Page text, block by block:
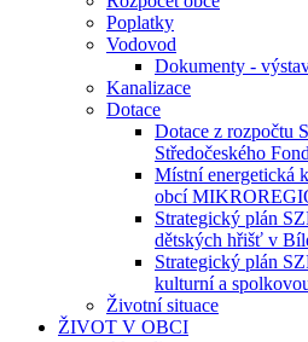
Poplatky
Vodovod
Dokumenty -
Kanalizace
Dotace
Dotace z rozpočtu
Středočeského
Místní energetická
obcí
Strategický plán
dětských hřišť v
Strategický plán
kulturní a
Životní situace
ŽIVOT V OBCI